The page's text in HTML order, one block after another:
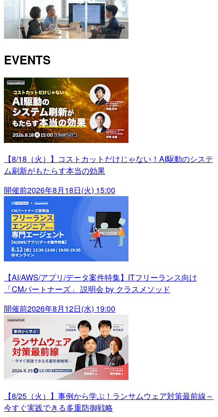
EVENTS
【8/18（火）】コストカットだけじゃない！AI駆動のシステ
ム刷新がもたらす本当の効果
開催前2026年8月18日(火) 15:00
【AI/AWS/アプリ/データ案件特集】ITフリーランス向け
「CMパートナーズ」 説明会 by クラスメソッド
開催前2026年8月12日(水) 19:00
【8/25（火）】事例から学ぶ！ランサムウェア対策最前線～
今すぐ実践できる多重防御戦略